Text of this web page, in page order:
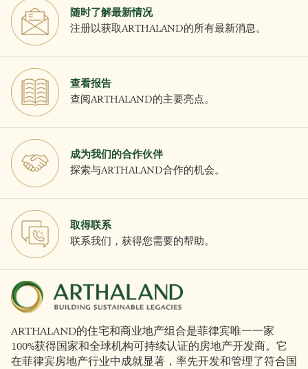
随时了解最新情况
注册以获取ARTHALAND的所有最新消息。
查看报告
查阅ARTHALAND的主要亮点。
成为我们的合作伙伴
探索与ARTHALAND合作的机会。
取得联系
联系我们，获得您需要的帮助。
ARTHALAND的住宅和商业地产组合是菲律宾唯一一家
100%获得国家和全球机构可持续认证的房地产开发商。它
在菲律宾房地产行业中成就显著，率先开发和管理了符合国